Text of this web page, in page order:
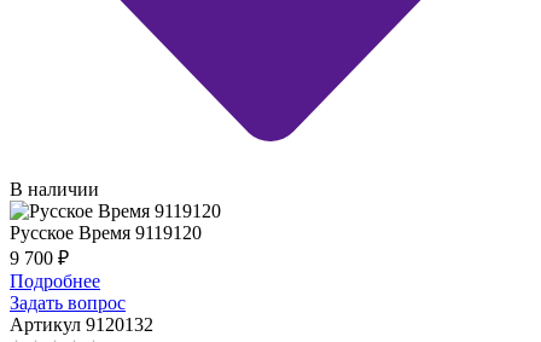
В наличии
Русское Время 9119120
9 700 ₽
Подробнее
Задать вопрос
Артикул 9120132